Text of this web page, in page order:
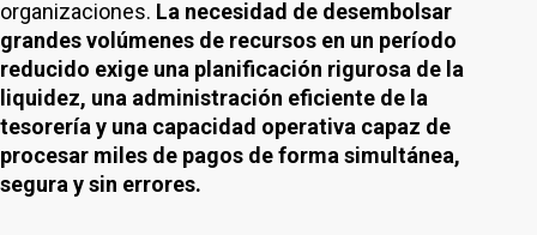
organizaciones. La necesidad de desembolsar
grandes volúmenes de recursos en un período
reducido exige una planificación rigurosa de la
liquidez, una administración eficiente de la
tesorería y una capacidad operativa capaz de
procesar miles de pagos de forma simultánea,
segura y sin errores.